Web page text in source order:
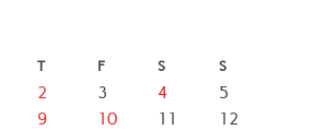
T F S S
2 3 4
5
9 10 11
12